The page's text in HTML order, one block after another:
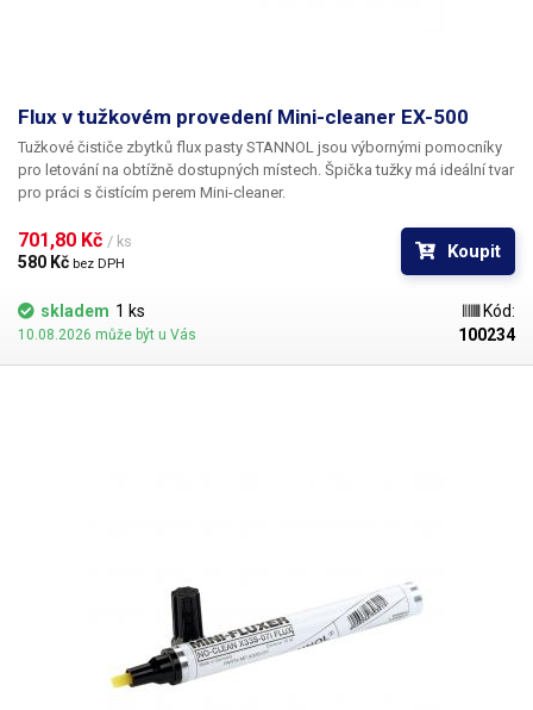
Flux v tužkovém provedení Mini-cleaner EX-500
Tužkové čističe zbytků flux pasty STANNOL jsou výbornými pomocníky
pro letování na obtížně dostupných místech. Špička tužky má ideální tvar
pro práci s čistícím perem Mini-cleaner.
701,80 Kč / ks
580 Kč bez DPH
Koupit
skladem 1 ks
10.08.2026 může být u Vás
Kód:
100234